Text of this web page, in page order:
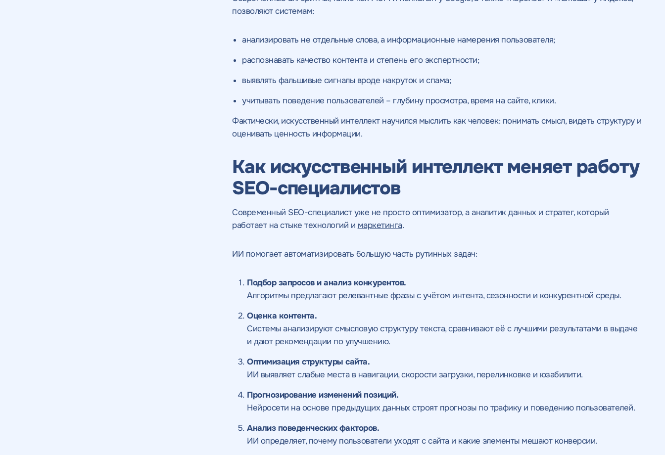
позволяют системам:
анализировать не отдельные слова, а информационные намерения пользователя;
распознавать качество контента и степень его экспертности;
выявлять фальшивые сигналы вроде накруток и спама;
учитывать поведение пользователей – глубину просмотра, время на сайте, клики.
Фактически, искусственный интеллект научился мыслить как человек: понимать смысл, видеть структуру и
оценивать ценность информации.
Как искусственный интеллект меняет работу
SEO-специалистов
Современный SEO-специалист уже не просто оптимизатор, а аналитик данных и стратег, который
работает на стыке технологий и маркетинга.
ИИ помогает автоматизировать большую часть рутинных задач:
Подбор запросов и анализ конкурентов.
Алгоритмы предлагают релевантные фразы с учётом интента, сезонности и конкурентной среды.
Оценка контента.
Системы анализируют смысловую структуру текста, сравнивают её с лучшими результатами в выдаче
и дают рекомендации по улучшению.
Оптимизация структуры сайта.
ИИ выявляет слабые места в навигации, скорости загрузки, перелинковке и юзабилити.
Прогнозирование изменений позиций.
Нейросети на основе предыдущих данных строят прогнозы по трафику и поведению пользователей.
Анализ поведенческих факторов.
ИИ определяет, почему пользователи уходят с сайта и какие элементы мешают конверсии.
данныхи соглашаетесь cполитикой
данныхи соглашаетесь cполитикой
соглашаетесь c политикой конфиденциальности
соглашаетесь cполитикой конфиденциальности
соглашаетесь cполитикой конфиденциальности